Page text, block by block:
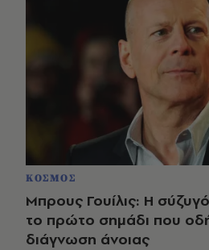
ΚΟΣΜΟΣ
Μπρους Γουίλις: Η
το πρώτο σημάδι που
διάγνωση άνοιας